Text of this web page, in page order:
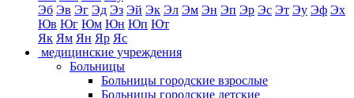
Эб Эв Эг Эд Эз Эй Эк Эл Эм Эн Эп Эр Эс Эт Эу Эф Эх
Юв Юг Юм Юн Юп Ют
Як Ям Ян Яр Яс
медицинские учреждения
Больницы
Больницы городские взрослые
Больницы городские детские